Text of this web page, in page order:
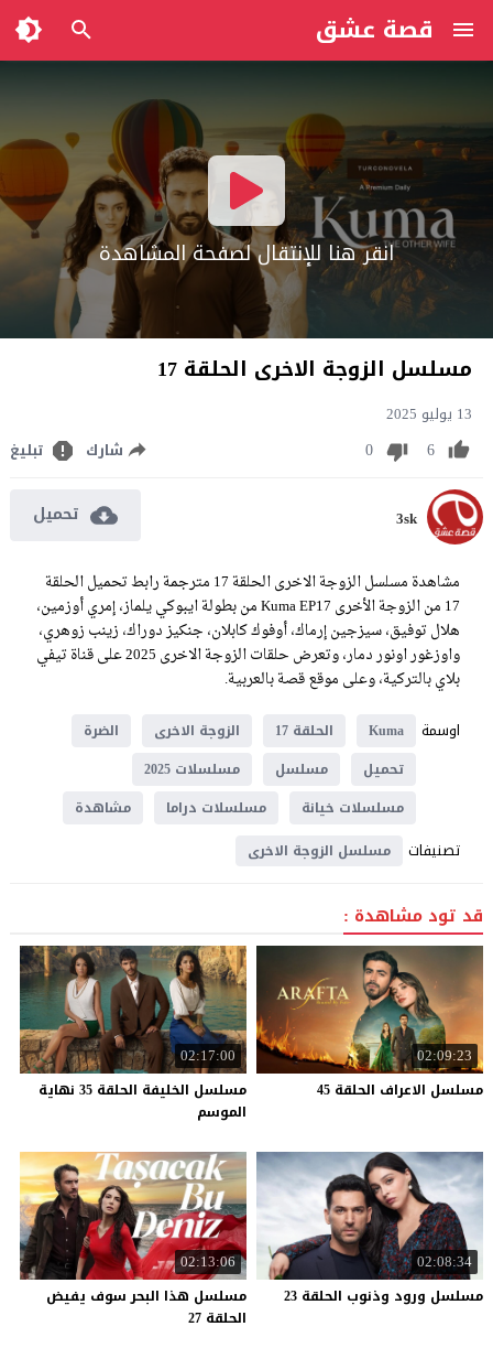
قصة عشق
انقر هنا للإنتقال لصفحة المشاهدة
مسلسل الزوجة الاخرى الحلقة 17
13 يوليو 2025
6
0 شارك تبليغ
3sk تحميل
مشاهدة مسلسل الزوجة الاخرى الحلقة 17 مترجمة رابط تحميل الحلقة
17 من الزوجة الأخرى Kuma EP17 من بطولة ايبوكي يلماز، إمري أوزمين،
هلال توفيق، سيزجين إرماك، أوفوك كابلان، جنكيز دوراك، زينب زوهري،
واوزغور اونور دمار، وتعرض حلقات الزوجة الاخرى 2025 على قناة تيفي
بلاي بالتركية، وعلى موقع قصة بالعربية.
اوسمة
Kuma الحلقة 17 الزوجة الاخرى
الضرة
تحميل
مسلسل
مسلسلات 2025
مسلسلات خيانة
مسلسلات دراما مشاهدة
تصنيفات مسلسل الزوجة الاخرى
قد تود مشاهدة :
02:09:23
مسلسل الاعراف الحلقة 45
02:17:00
مسلسل الخليفة الحلقة 35 نهاية
الموسم
02:08:34
مسلسل ورود وذنوب الحلقة 23
02:13:06
مسلسل هذا البحر سوف يفيض
الحلقة 27